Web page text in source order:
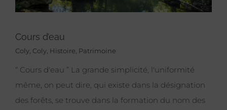
Cours d’eau
Coly, Coly, Histoire, Patrimoine
“ Cours d'eau ” La grande simplicité, l'uniformité
même, on peut dire, qui existe dans la désignation
des forêts, se trouve dans la formation du nom des